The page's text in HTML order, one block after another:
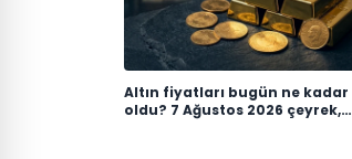
Altın fiyatları bugün ne kadar
oldu? 7 Ağustos 2026 çeyrek,